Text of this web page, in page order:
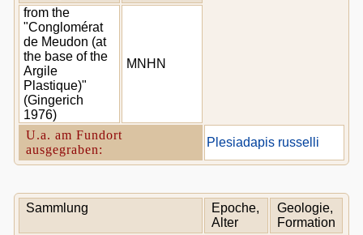
from the
"Conglomérat
de Meudon (at
the base of the
Argile
Plastique)"
(Gingerich
1976)
MNHN
U.a. am Fundort
ausgegraben:
Plesiadapis russelli
Sammlung
Epoche,
Alter
Geologie,
Formation